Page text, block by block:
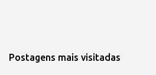
Postagens mais visitadas